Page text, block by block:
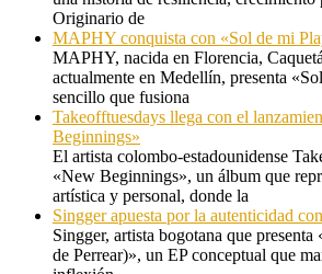
Originario de
MAPHY conquista con «Sol de mi
MAPHY, nacida en Florencia,
actualmente en Medellín, presenta
sencillo que fusiona
Takeofftuesdays llega con el
Beginnings»
El artista colombo-estadounidense
«New Beginnings», un álbum que
artística y personal, donde la
Singger apuesta por la autenticidad
Singger, artista bogotana que
de Perrear)», un EP conceptual que